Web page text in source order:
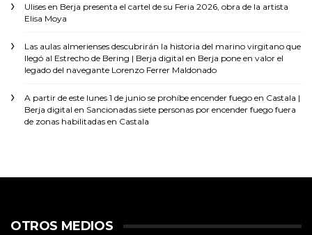
Ulises en Berja presenta el cartel de su Feria 2026, obra de la artista
Elisa Moya
Las aulas almerienses descubrirán la historia del marino virgitano que
llegó al Estrecho de Bering | Berja digital en Berja pone en valor el
legado del navegante Lorenzo Ferrer Maldonado
A partir de este lunes 1 de junio se prohíbe encender fuego en Castala |
Berja digital en Sancionadas siete personas por encender fuego fuera
de zonas habilitadas en Castala
OTROS MEDIOS